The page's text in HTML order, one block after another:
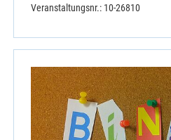
Veranstaltungsnr.: 10-26810